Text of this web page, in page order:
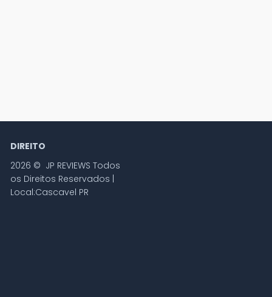
DIREITO
2026 © JP REVIEWS Todos
os Direitos Reservados |
Local:Cascavel PR